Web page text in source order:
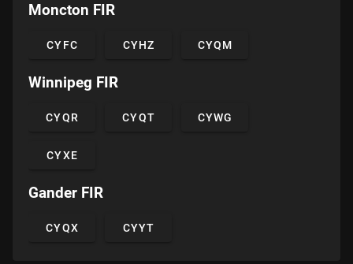
Moncton FIR
CYFC CYHZ CYQM
Winnipeg FIR
CYQR CYQT CYWG
CYXE
Gander FIR
CYQX CYYT